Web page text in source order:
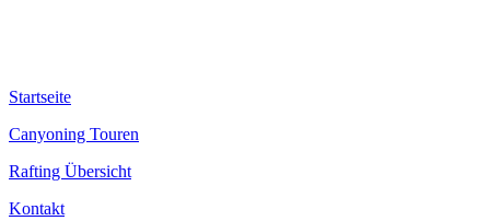
Startseite
Canyoning Touren
Rafting Übersicht
Kontakt